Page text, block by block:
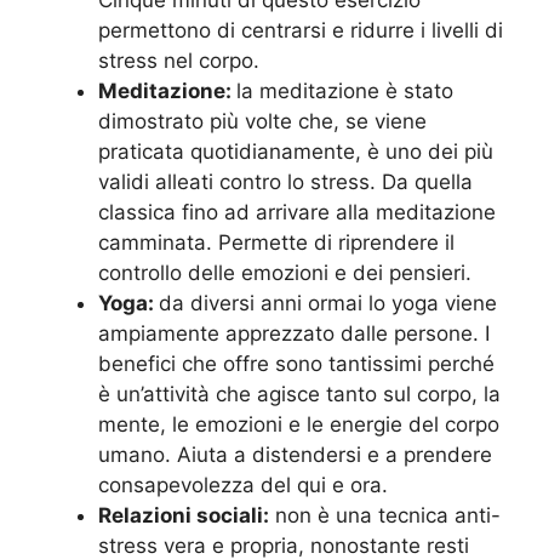
permettono di centrarsi e ridurre i livelli di
stress nel corpo.
Meditazione: la meditazione è stato
dimostrato più volte che, se viene
praticata quotidianamente, è uno dei più
validi alleati contro lo stress. Da quella
classica fino ad arrivare alla meditazione
camminata. Permette di riprendere il
controllo delle emozioni e dei pensieri.
Yoga: da diversi anni ormai lo yoga viene
ampiamente apprezzato dalle persone. I
benefici che offre sono tantissimi perché
è un’attività che agisce tanto sul corpo, la
mente, le emozioni e le energie del corpo
umano. Aiuta a distendersi e a prendere
consapevolezza del qui e ora.
Relazioni sociali: non è una tecnica anti-
stress vera e propria, nonostante resti